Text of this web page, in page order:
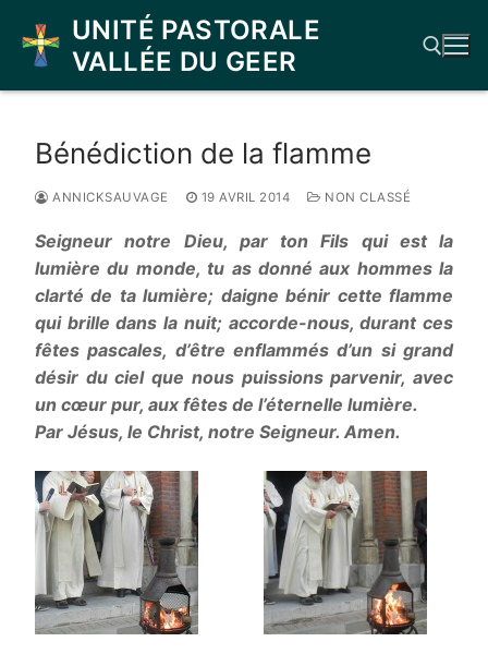
contenu
UNITÉ PASTORALE
VALLÉE DU GEER
Bénédiction de la flamme
ANNICKSAUVAGE 19 AVRIL 2014 NON CLASSÉ
Seigneur notre Dieu, par ton Fils qui est la
lumière du monde, tu as donné aux hommes la
clarté de ta lumière; daigne bénir cette flamme
qui brille dans la nuit; accorde-nous, durant ces
fêtes pascales, d’être enflammés d’un si grand
désir du ciel que nous puissions parvenir, avec
un cœur pur, aux fêtes de l’éternelle lumière.
Par Jésus, le Christ, notre Seigneur. Amen.